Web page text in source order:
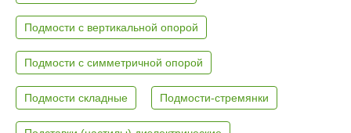
Подмости с вертикальной опорой
Подмости с симметричной опорой
Подмости складные Подмости-стремянки